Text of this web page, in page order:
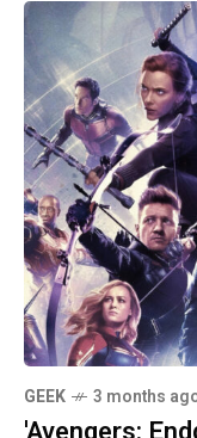
GEEK 3 months